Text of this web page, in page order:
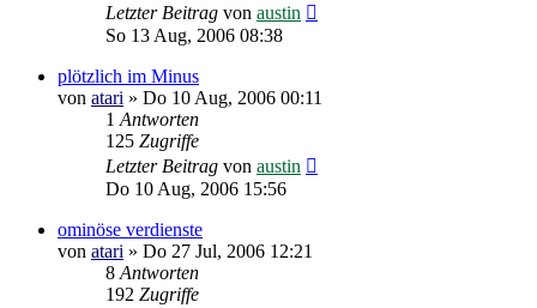
Letzter Beitrag von austin
So 13 Aug, 2006 08:38
plötzlich im Minus
von atari » Do 10 Aug, 2006 00:11
1Antworten
125 Zugriffe
Letzter Beitrag von austin
Do 10 Aug, 2006 15:56
ominöse verdienste
von atari » Do 27 Jul, 2006 12:21
8Antworten
192 Zugriffe